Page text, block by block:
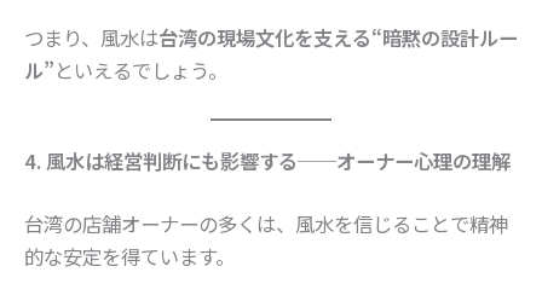
つまり、風水は台湾の現場文化を支える“暗黙の設計ルー
ル”といえるでしょう。
4. 風水は経営判断にも影響する──オーナー心理の理解
台湾の店舗オーナーの多くは、風水を信じることで精神
的な安定を得ています。